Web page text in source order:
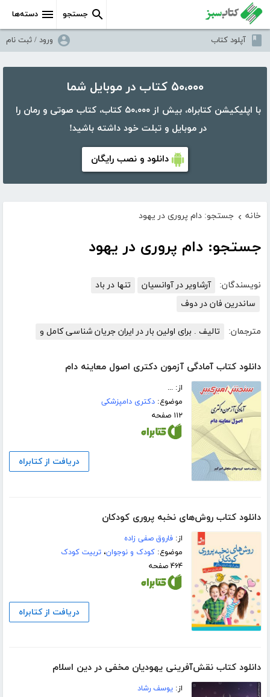
دسته‌ها جستجو
آپلود کتاب ورود / ثبت نام
۵۰،۰۰۰ کتاب در موبایل شما
با اپلیکیشن کتابراه، بیش از ۵۰،۰۰۰ کتاب، کتاب صوتی و رمان را
در موبایل و تبلت خود داشته باشید!
دانلود و نصب رایگان
خانه › جستجو: دام پروری در یهود
جستجو: دام پروری در یهود
نویسندگان: آرشاویر در آوانسیان
تنها در باد
ساندرین فان در دوف
مترجمان: تالیف . برای اولین بار در ایران جریان شناسی کامل و
دانلود کتاب آمادگی آزمون دکتری اصول معاینه دام
از: ...
موضوع:دکتری دامپزشکی
۱۱۲ صفحه
دریافت از کتابراه
دانلود کتاب روش‌های نخبه پروری کودکان
از:فاروق صفی زاده
موضوع:کودک و نوجوان،تربیت کودک
۴۶۴ صفحه
دریافت از کتابراه
دانلود کتاب نقش‌آفرینی یهودیان مخفی در دین اسلام
از:یوسف رشاد